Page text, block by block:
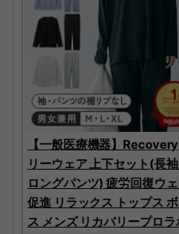
【一般医療機器】
リーウェア 上下セット(長
ロングパンツ) 疲労回復ウ
促進 リラックス トップス
ス メンズ リカバリープロ